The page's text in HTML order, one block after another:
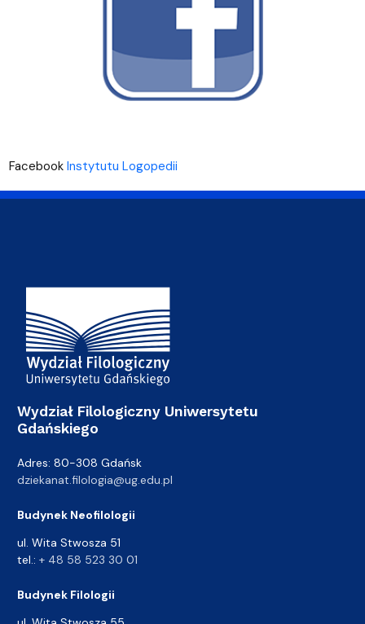
FacebookInstytutu Logopedii
Adres Wydziału
Wydział Filologiczny Uniwersytetu
Gdańskiego
Adres: 80-308 Gdańsk
dziekanat.filologia@ug.edu.pl
Budynek Neofilologii
ul. Wita Stwosza 51
tel.: + 48 58 523 30 01
Budynek Filologii